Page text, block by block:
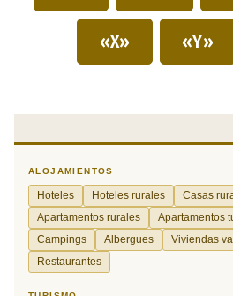
«X» «Y»